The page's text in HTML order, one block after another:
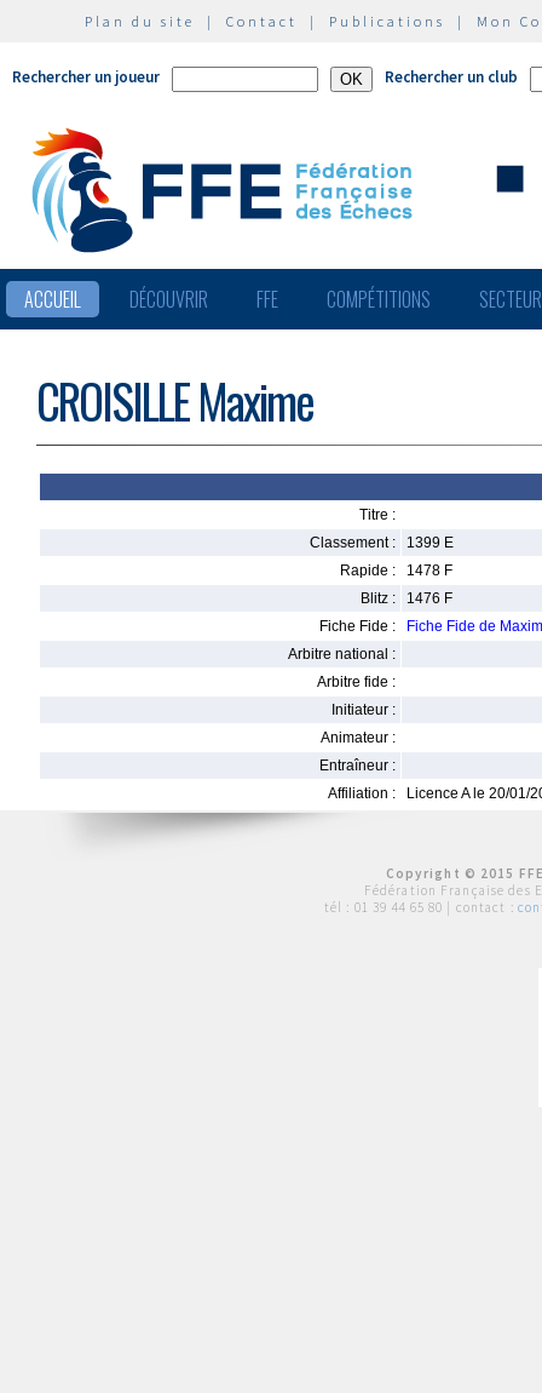
Plan du site | Contact | Publications | Mon
Rechercher un joueur Rechercher un club
ACCUEIL DÉCOUVRIR FFE COMPÉTITIONS
CROISILLE Maxime
Titre :
Classement :
1399 E
Rapide :
1478 F
Blitz :
1476 F
Fiche Fide :
Fiche Fide de
Arbitre national :
Arbitre fide :
Initiateur :
Animateur :
Entraîneur :
Affiliation :
Licence A le 20/01/
Copyright © 2015
Fédération Française des
tél : 01 39 44 65 80 | contact :